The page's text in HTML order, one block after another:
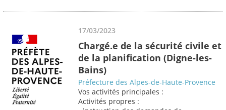
17/03/2023
Chargé.e de la sécurité civile et
de la planification (Digne-les-
Bains)
Préfecture des Alpes-de-Haute-Provence
Vos activités principales :
Activités propres :